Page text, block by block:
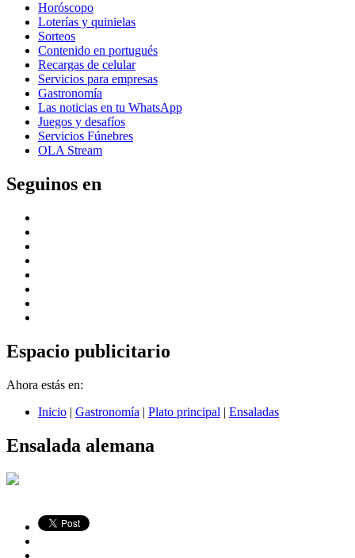
Horóscopo
Loterías y quinielas
Sorteos
Contenido en portugués
Recargas de celular
Servicios para empresas
Gastronomía
Las noticias en tu WhatsApp
Juegos y desafíos
Servicios Fúnebres
OLA Stream
Seguinos en
Espacio publicitario
Ahora estás en:
Inicio | Gastronomía | Plato principal | Ensaladas
Ensalada alemana